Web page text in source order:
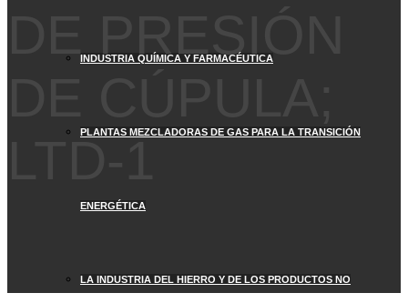
INDUSTRIA QUÍMICA Y FARMACÉUTICA
PLANTAS MEZCLADORAS DE GAS PARA LA TRANSICIÓN
ENERGÉTICA
LA INDUSTRIA DEL HIERRO Y DE LOS PRODUCTOS NO
DE PRESIÓN